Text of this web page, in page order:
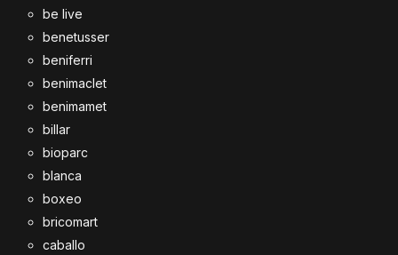
be live
benetusser
beniferri
benimaclet
benimamet
billar
bioparc
blanca
boxeo
bricomart
caballo